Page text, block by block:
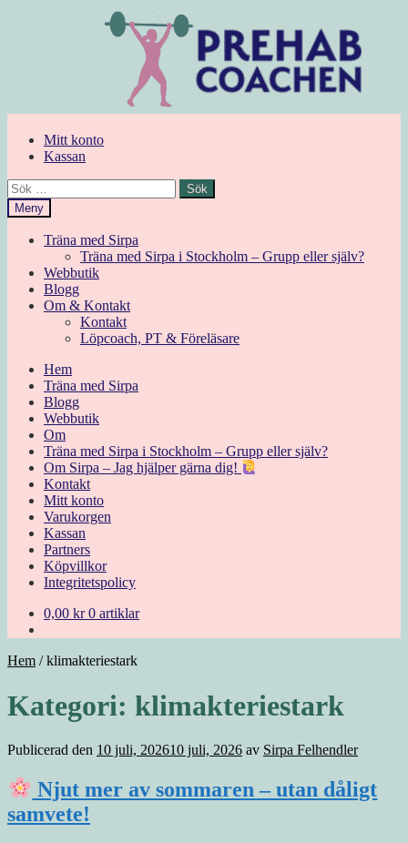
Mitt konto
Kassan
Sök
efter:
Meny
Träna med Sirpa
Träna med Sirpa i Stockholm – Grupp eller själv?
Webbutik
Blogg
Om & Kontakt
Kontakt
Löpcoach, PT & Föreläsare
Hem
Träna med Sirpa
Blogg
Webbutik
Om
Träna med Sirpa i Stockholm – Grupp eller själv?
Om Sirpa – Jag hjälper gärna dig!
Kontakt
Mitt konto
Varukorgen
Kassan
Partners
Köpvillkor
Integritetspolicy
0,00 kr 0 artiklar
Hem /klimakteriestark
Kategori: klimakteriestark
Publicerad den 10 juli, 202610 juli, 2026 av Sirpa Felhendler
Njut mer av sommaren – utan dåligt
samvete!